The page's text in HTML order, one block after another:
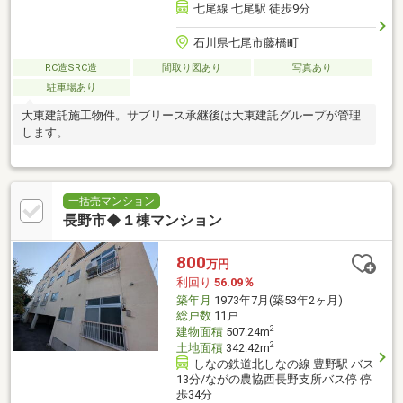
七尾線 七尾駅 徒歩9分
石川県七尾市藤橋町
RC造SRC造 間取り図あり
写真あり
駐車場あり
大東建託施工物件。サブリース承継後は大東建託グループが管理
します。
一括売マンション
長野市◆１棟マンション
800万円
利回り 56.09％
築年月 1973年7月(築53年2ヶ月)
総戸数11戸
建物面積507.24m2
土地面積342.42m2
しなの鉄道北しなの線 豊野駅 バス
13分/ながの農協西長野支所バス停 停
歩34分